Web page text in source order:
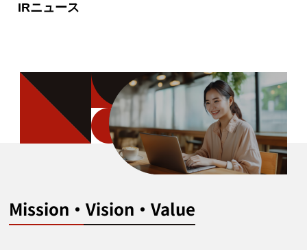
IRニュース
Mission・Vision・Value